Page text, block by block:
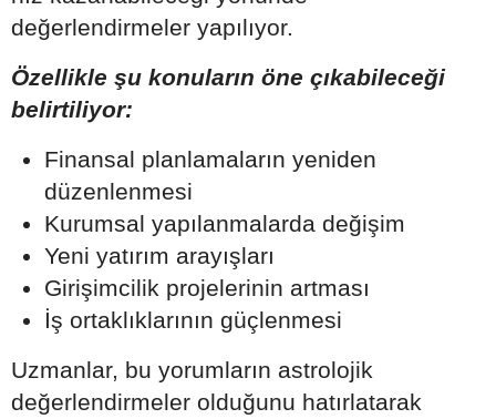
değerlendirmeler yapılıyor.
Özellikle şu konuların öne çıkabileceği
belirtiliyor:
Finansal planlamaların yeniden
düzenlenmesi
Kurumsal yapılanmalarda değişim
Yeni yatırım arayışları
Girişimcilik projelerinin artması
İş ortaklıklarının güçlenmesi
Uzmanlar, bu yorumların astrolojik
değerlendirmeler olduğunu hatırlatarak